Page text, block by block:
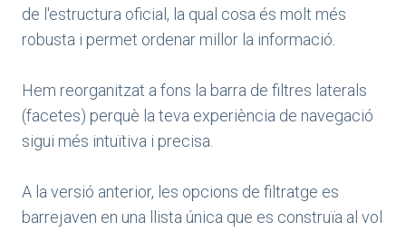
de l'estructura oficial, la qual cosa és molt més
robusta i permet ordenar millor la informació.
Hem reorganitzat a fons la barra de filtres laterals
(facetes) perquè la teva experiència de navegació
sigui més intuïtiva i precisa.
A la versió anterior, les opcions de filtratge es
barrejaven en una llista única que es construïa al vol